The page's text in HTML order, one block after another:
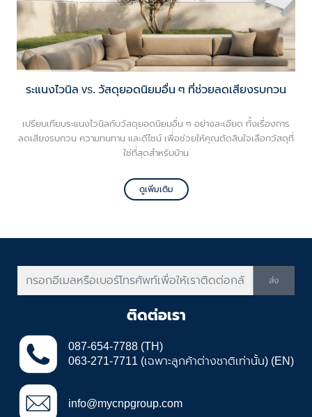
ระแนงไวนิล vs. วัสดุยอดนิยมอื่น ๆ ที่ช่วยลดเสียงรบกวน
เปรียบเทียบระแนงไวนิลกับวัสดุยอดนิยมอื่น ๆ อย่างละเอียด ทั้งเรื่องการ
ลดเสียงรบกวน ความทนทาน และดีไซน์ เพื่อช่วยให้คุณตัดสินใจเลือกวัสดุที่
ใช่ที่สุดสำหรับบ้าน
ดูเพิ่มเติม
ส่ง
ติดต่อเรา
087-654-7788 (TH)
063-271-7711 (เฉพาะลูกค้าต่างชาติเท่านั้น) (EN)
info@mycnpgroup.com